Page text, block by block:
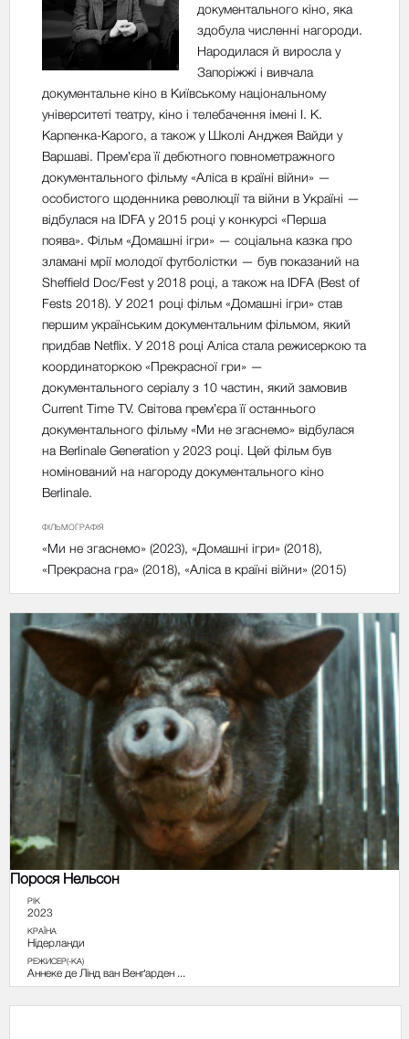
документального кіно, яка
здобула численні нагороди.
Народилася й виросла у
Запоріжжі і вивчала
документальне кіно в Київському національному
університеті театру, кіно і телебачення імені І. К.
Карпенка-Карого, а також у Школі Анджея Вайди у
Варшаві. Премʼєра її дебютного повнометражного
документального фільму «Аліса в країні війни» —
особистого щоденника революції та війни в Україні —
відбулася на IDFA у 2015 році у конкурсі «Перша
поява». Фільм «Домашні ігри» — соціальна казка про
зламані мрії молодої футболістки — був показаний на
Sheffield Doc/Fest у 2018 році, а також на IDFA (Best of
Fests 2018). У 2021 році фільм «Домашні ігри» став
першим українським документальним фільмом, який
придбав Netflix. У 2018 році Аліса стала режисеркою та
координаторкою «Прекрасної гри» —
документального серіалу з 10 частин, який замовив
Current Time TV. Світова премʼєра її останнього
документального фільму «Ми не згаснемо» відбулася
на Berlinale Generation у 2023 році. Цей фільм був
номінований на нагороду документального кіно
Berlinale.
ФІЛЬМОГРАФІЯ
«Ми не згаснемо» (2023), «Домашні ігри» (2018),
«Прекрасна гра» (2018), «Аліса в країні війни» (2015)
Порося Нельсон
РІК
2023
КРАЇНА
Нідерланди
РЕЖИСЕР(-КА)
Аннеке де Лінд ван Венґарден ...